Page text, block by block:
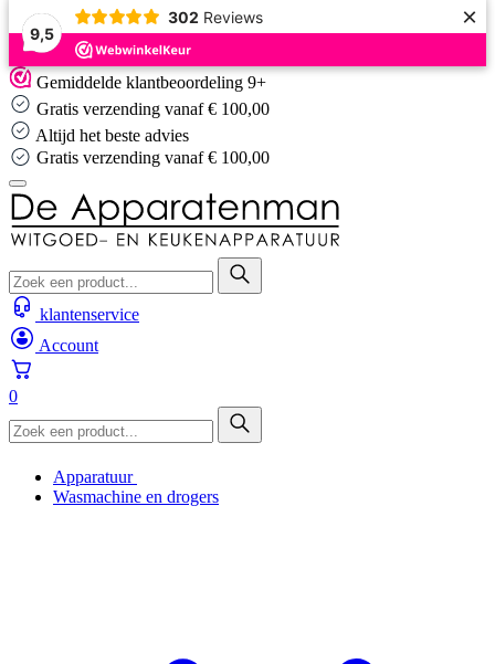
9,5
302 Reviews ×
Skip
to
content
Gemiddelde klantbeoordeling 9+
Gratis verzending vanaf € 100,00
Altijd het beste advies
Gratis verzending vanaf € 100,00
klantenservice
Account
0
Apparatuur
Wasmachine en drogers